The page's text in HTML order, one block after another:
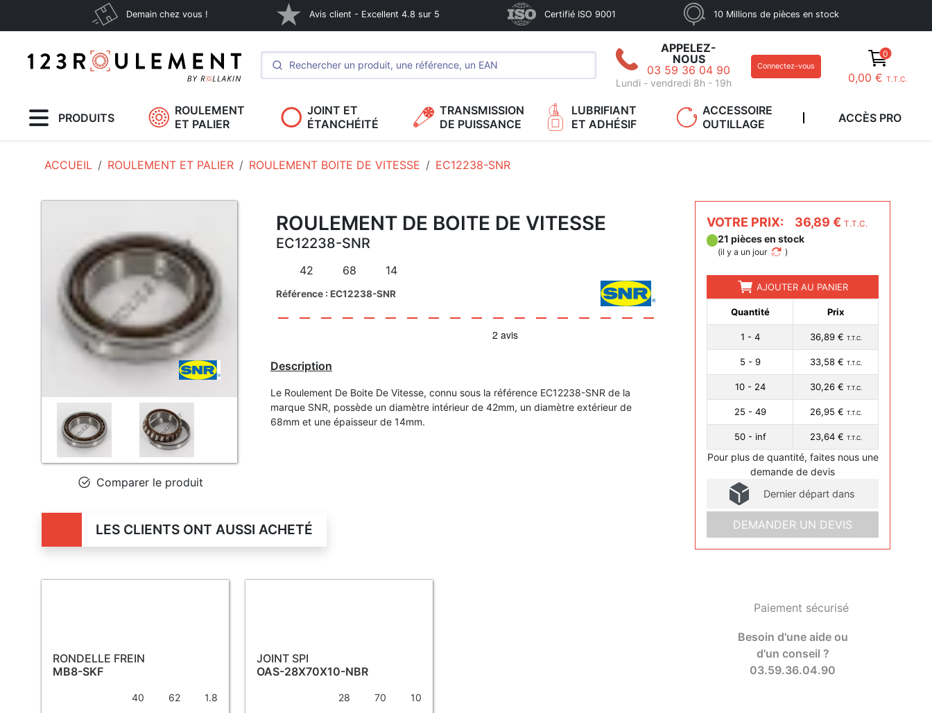
Demain chez vous ! Avis client - Excellent 4.8 sur 5 Certifié ISO 9001 10 Millions de pièces en stock
APPELEZ-
NOUS
03 59 36 04 90
Lundi - vendredi 8h - 19h
Connectez-vous
0
0,00 € T.T.C.
PRODUITS
ROULEMENT
ET PALIER
JOINT ET
ÉTANCHÉITÉ
TRANSMISSION
DE PUISSANCE
LUBRIFIANT
ET ADHÉSIF
ACCESSOIRE
OUTILLAGE
ACCÈS PRO
ACCUEIL ROULEMENT ET PALIER ROULEMENT BOITE DE VITESSE EC12238-SNR
Comparer le produit
ROULEMENT DE BOITE DE VITESSE
EC12238-SNR
42 68 14
Référence : EC12238-SNR
Description
Le Roulement De Boite De Vitesse, connu sous la référence EC12238-SNR de la
marque SNR, possède un diamètre intérieur de 42mm, un diamètre extérieur de
68mm et une épaisseur de 14mm.
VOTRE PRIX: 36,89 € T.T.C.
21 pièces en stock
(il y a un jour )
AJOUTER AU PANIER
Quantité Prix
1 - 4 36,89 € T.T.C.
5 - 9 33,58 € T.T.C.
10 - 24 30,26 € T.T.C.
25 - 49 26,95 € T.T.C.
50 - inf 23,64 € T.T.C.
Pour plus de quantité, faites nous une
demande de devis
Dernier départ dans
DEMANDER UN DEVIS
Paiement sécurisé
Besoin d'une aide ou
d'un conseil ?
03.59.36.04.90
LES CLIENTS ONT AUSSI ACHETÉ
RONDELLE FREIN
MB8-SKF
40 62 1.8
JOINT SPI
OAS-28X70X10-NBR
28 70 10